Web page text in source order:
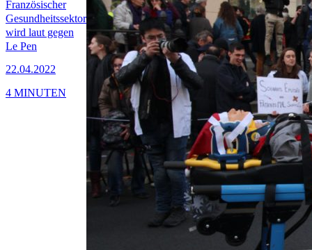
Französischer
Gesundheitssektor
wird laut gegen
Le Pen
22.04.2022
4 MINUTEN